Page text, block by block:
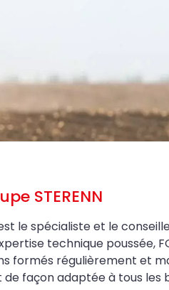
STERENN
est le spécialiste et le
technique poussée,
formés régulièrement et
façon adaptée à tous les